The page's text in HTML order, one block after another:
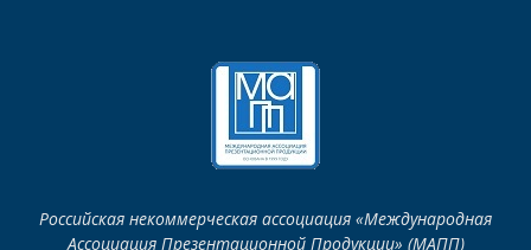
Российская некоммерческая ассоциация «Международная
Ассоциация Презентационной Продукции» (МАПП)